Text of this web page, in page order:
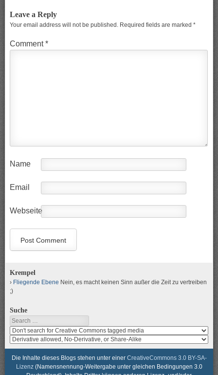
Leave a Reply
Your email address will not be published. Required fields are marked *
Comment*
Name
Email
Webseite
Krempel
Fliegende Ebene Nein, es macht keinen Sinn außer die Zeit zu vertreiben
;)
Suche
Search
Search
media
for
usage
rights
search
media
for
modification
Die Inhalte dieses Blogs stehen unter einer CreativeCommons 3.0 BY-SA-
Lizenz(Namensnennung-Weitergabe unter gleichen Bedingungen 3.0